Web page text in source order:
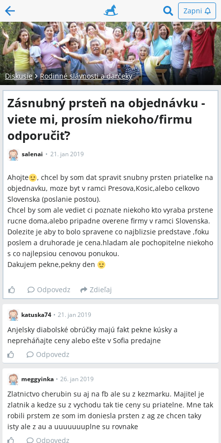
Zapni
Diskusie Rodinné slávnosti a darčeky
Zásnubný prsteň na objednávku -
viete mi, prosím niekoho/firmu
odporučiť?
salenai 21. jan 2019
Ahojte
, chcel by som dat spravit snubny prsten priatelke na
objednavku, moze byt v ramci Presova,Kosic,alebo celkovo
Slovenska (poslanie postou).
Chcel by som ale vediet ci poznate niekoho kto vyraba prstene
rucne doma,alebo pripadne overene firmy v ramci Slovenska.
Dolezite je aby to bolo spravene co najblizsie predstave ,foku
poslem a druhorade je cena.hladam ale pochopitelne niekoho
s co najlepsiou cenovou ponukou.
Dakujem pekne,pekny den
Odpovedz Zdieľaj
katuska74 • 21. jan 2019
Anjelsky diabolské obrúčky majú fakt pekne kúsky a
nepreháňajte ceny alebo ešte v Sofia predajne
Odpovedz
meggyinka • 26. jan 2019
Zlatnictvo cherubin su aj na fb ale su z kezmarku. Majitel je
zlatnik a kedze su z vychodu tak tie ceny su priatelne. Mne tak
robili prstem ze som im doniesla prsten z ag ze chcen taky
isty ale z au a uuuuuuuplne su rovnake
Odpovedz